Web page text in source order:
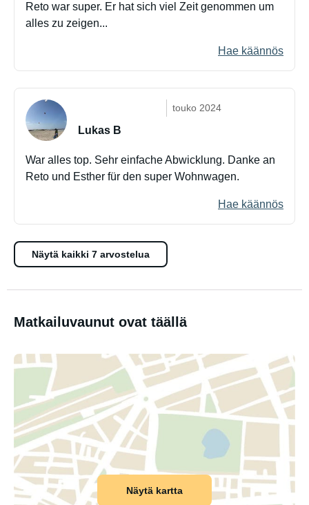
Reto war super. Er hat sich viel Zeit genommen um
alles zu zeigen...
Hae käännös
touko 2024
Lukas B
War alles top. Sehr einfache Abwicklung. Danke an
Reto und Esther für den super Wohnwagen.
Hae käännös
Näytä kaikki 7 arvostelua
Matkailuvaunut ovat täällä
Näytä kartta